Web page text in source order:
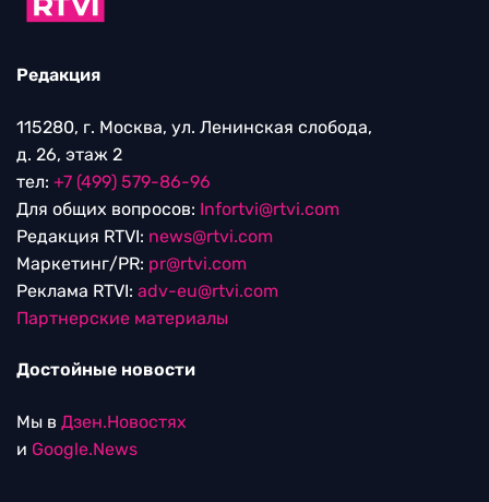
Редакция
115280, г. Москва, ул. Ленинская слобода,
д. 26, этаж 2
тел: +7 (499) 579-86-96
Для общих вопросов: Infortvi@rtvi.com
Редакция RTVI: news@rtvi.com
Маркетинг/PR: pr@rtvi.com
Реклама RTVI: adv-eu@rtvi.com
Партнерские материалы
Достойные новости
Мы в Дзен.Новостях
и Google.News